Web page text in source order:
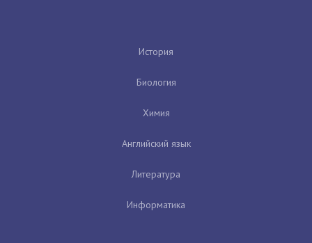
История
Биология
Химия
Английский язык
Литература
Информатика